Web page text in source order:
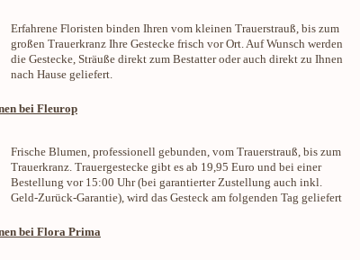
Erfahrene Floristen binden Ihren vom kleinen Trauerstrauß, bis zum
großen Trauerkranz Ihre Gestecke frisch vor Ort. Auf Wunsch werden
die Gestecke, Sträuße direkt zum Bestatter oder auch direkt zu Ihnen
nach Hause geliefert.
bei Fleurop
Frische Blumen, professionell gebunden, vom Trauerstrauß, bis zum
Trauerkranz. Trauergestecke gibt es ab 19,95 Euro und bei einer
Bestellung vor 15:00 Uhr (bei garantierter Zustellung auch inkl.
Geld-Zurück-Garantie), wird das Gesteck am folgenden Tag geliefert
bei Flora Prima